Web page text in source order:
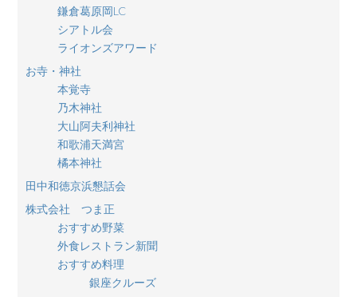
鎌倉葛原岡LC
シアトル会
ライオンズアワード
お寺・神社
本覚寺
乃木神社
大山阿夫利神社
和歌浦天満宮
橘本神社
田中和徳京浜懇話会
株式会社 つま正
おすすめ野菜
外食レストラン新聞
おすすめ料理
銀座クルーズ